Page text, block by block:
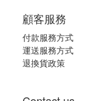
顧客服務
付款服務方式
運送服務方式
退換貨政策